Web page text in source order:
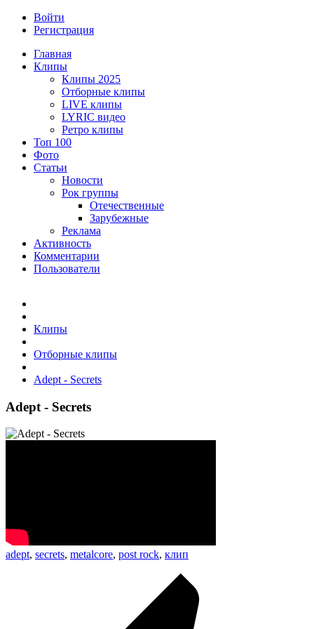
Войти
Регистрация
Главная
Клипы
Клипы 2025
Отборные клипы
LIVE клипы
LYRIC видео
Ретро клипы
Топ 100
Фото
Статьи
Новости
Рок группы
Отечественные
Зарубежные
Реклама
Активность
Комментарии
Пользователи
Клипы
Отборные клипы
Adept - Secrets
Adept - Secrets
adept, secrets, metalcore, post rock, клип